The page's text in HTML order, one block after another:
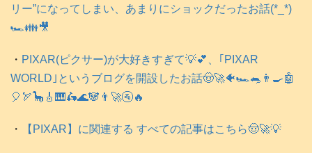
リー”になってしまい、あまりにショックだったお話(*_*)
🏎️👪️🎥
・ PIXAR(ピクサー)が大好きすぎて💡💕、｢PIXAR
WORLD｣というブログを開設したお話🤠🚀🐠🏎️🐀👨‍🍳🤖
🎈🏹🦕🎸🎹🛵🌊🐼👨‍🚀🚰🔥
・ 【PIXAR】に関連する すべての記事はこちら🤠🚀💡